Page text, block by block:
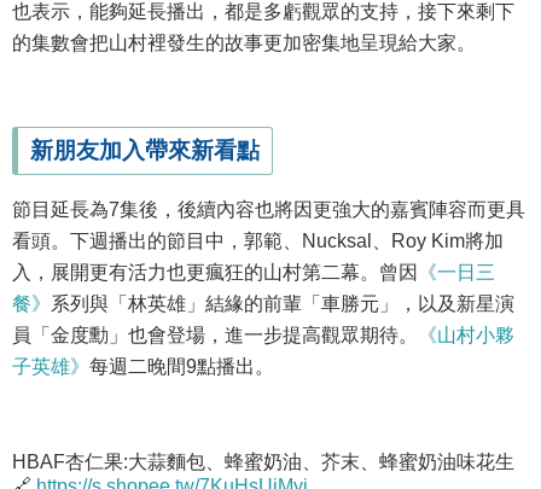
也表示，能夠延長播出，都是多虧觀眾的支持，接下來剩下
的集數會把山村裡發生的故事更加密集地呈現給大家。
新朋友加入帶來新看點
節目延長為7集後，後續內容也將因更強大的嘉賓陣容而更具
看頭。下週播出的節目中，郭範、Nucksal、Roy Kim將加
入，展開更有活力也更瘋狂的山村第二幕。曾因
《一日三
餐》 系列與「林英雄」結緣的前輩「車勝元」，以及新星演
員「金度勳」也會登場，進一步提高觀眾期待。
《山村小夥
子英雄》 每週二晚間9點播出。
HBAF杏仁果:大蒜麵包、蜂蜜奶油、芥末、蜂蜜奶油味花生